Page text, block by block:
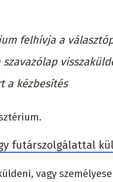
felhívja a
a kézbesítés
futárszolgálattal
vagy